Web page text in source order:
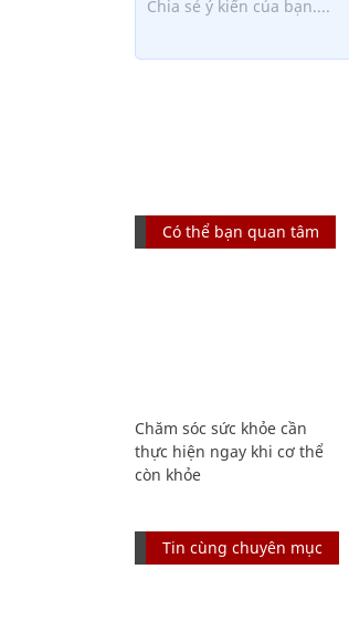
Có thể bạn quan tâm
Chăm sóc sức khỏe cần
thực hiện ngay khi cơ thể
còn khỏe
Tin cùng chuyên mục